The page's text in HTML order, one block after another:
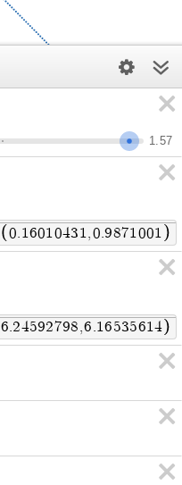
1.57
0.16010431,0.9871001
6.24592798,6.16535614